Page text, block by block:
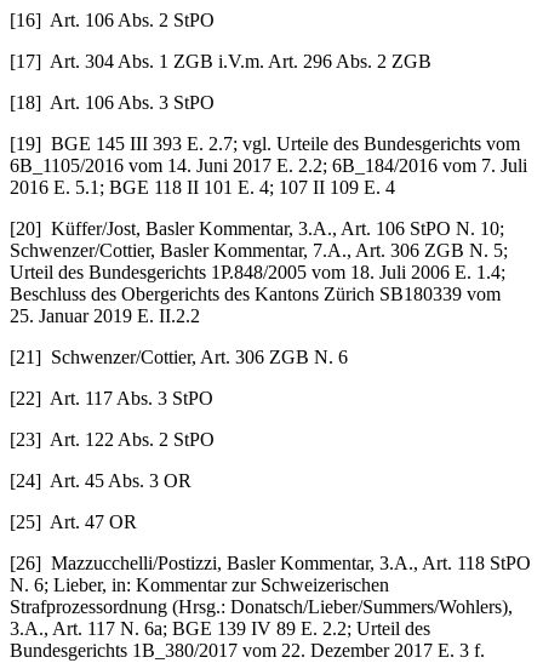
[16] Art. 106 Abs. 2 StPO
[17] Art. 304 Abs. 1 ZGB i.V.m. Art. 296 Abs. 2 ZGB
[18] Art. 106 Abs. 3 StPO
[19] BGE 145 III 393 E. 2.7; vgl. Urteile des Bundesgerichts vom
6B_1105/2016 vom 14. Juni 2017 E. 2.2; 6B_184/2016 vom 7. Juli
2016 E. 5.1; BGE 118 II 101 E. 4; 107 II 109 E. 4
[20] Küffer/Jost, Basler Kommentar, 3.A., Art. 106 StPO N. 10;
Schwenzer/Cottier, Basler Kommentar, 7.A., Art. 306 ZGB N. 5;
Urteil des Bundesgerichts 1P.848/2005 vom 18. Juli 2006 E. 1.4;
Beschluss des Obergerichts des Kantons Zürich SB180339 vom
25. Januar 2019 E. II.2.2
[21] Schwenzer/Cottier, Art. 306 ZGB N. 6
[22] Art. 117 Abs. 3 StPO
[23] Art. 122 Abs. 2 StPO
[24] Art. 45 Abs. 3 OR
[25] Art. 47 OR
[26] Mazzucchelli/Postizzi, Basler Kommentar, 3.A., Art. 118 StPO
N. 6; Lieber, in: Kommentar zur Schweizerischen
Strafprozessordnung (Hrsg.: Donatsch/Lieber/Summers/Wohlers),
3.A., Art. 117 N. 6a; BGE 139 IV 89 E. 2.2; Urteil des
Bundesgerichts 1B_380/2017 vom 22. Dezember 2017 E. 3 f.